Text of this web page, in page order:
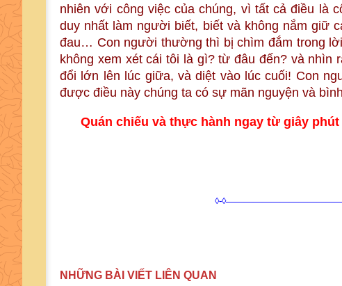
nhiên với công việc của chúng, vì tất cả điều là
duy nhất làm người biết, biết và không nắm giữ
đau… Con người thường thì bị chìm đắm trong
không xem xét cái tôi là gì? từ đâu đến? và nhìn
đổi lớn lên lúc giữa, và diệt vào lúc cuối! Con
được điều này chúng ta có sự mãn nguyện và
Quán chiếu và thực hành ngay từ giây
◊-
NHỮNG BÀI VIẾT LIÊN QUAN